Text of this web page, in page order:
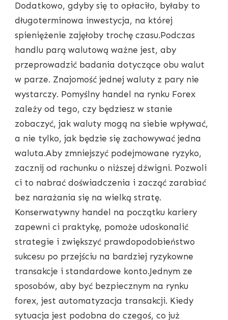
Dodatkowo, gdyby się to opłaciło, byłaby to
długoterminowa inwestycja, na której
spieniężenie zajęłoby trochę czasu.Podczas
handlu parą walutową ważne jest, aby
przeprowadzić badania dotyczące obu walut
w parze. Znajomość jednej waluty z pary nie
wystarczy. Pomyślny handel na rynku Forex
zależy od tego, czy będziesz w stanie
zobaczyć, jak waluty mogą na siebie wpływać,
a nie tylko, jak będzie się zachowywać jedna
waluta.Aby zmniejszyć podejmowane ryzyko,
zacznij od rachunku o niższej dźwigni. Pozwoli
ci to nabrać doświadczenia i zacząć zarabiać
bez narażania się na wielką stratę.
Konserwatywny handel na początku kariery
zapewni ci praktykę, pomoże udoskonalić
strategie i zwiększyć prawdopodobieństwo
sukcesu po przejściu na bardziej ryzykowne
transakcje i standardowe konto.Jednym ze
sposobów, aby być bezpiecznym na rynku
forex, jest automatyzacja transakcji. Kiedy
sytuacja jest podobna do czegoś, co już